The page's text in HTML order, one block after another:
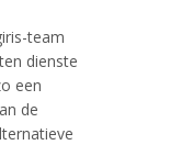
team
dienste
een
de